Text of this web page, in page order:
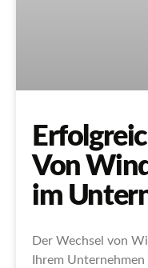
Von
im
Der Wechsel von
Ihrem